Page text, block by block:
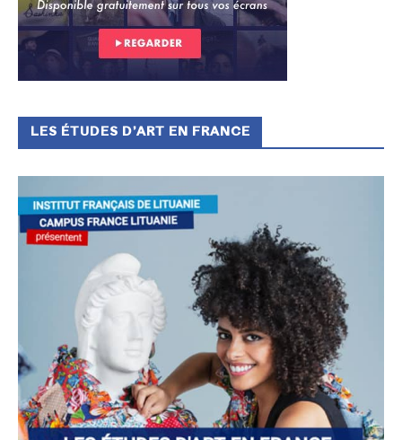
LES ÉTUDES D’ART EN FRANCE